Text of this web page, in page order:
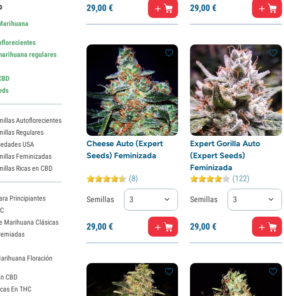
29,00€ 29,00€
Cheese Auto (Expert
Seeds) Feminizada
(8)
Semillas 3
29,00€
Expert Gorilla Auto
(Expert Seeds)
Feminizada
(122)
Semillas 3
29,00€
regulares
Autoflorecientes
Regulares
USA
Feminizadas
Ricas en CBD
Principiantes
Marihuana Clásicas
Floración
CBD
En THC